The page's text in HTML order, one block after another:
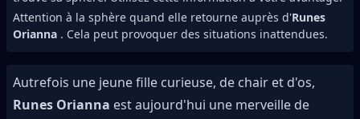
Attention à la sphère quand elle retourne auprès d'Runes
Orianna . Cela peut provoquer des situations inattendues.
Autrefois une jeune fille curieuse, de chair et d'os,
Runes Orianna est aujourd'hui une merveille de